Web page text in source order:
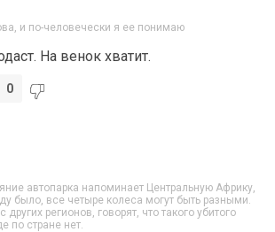
и по-человечески я ее понимаю
На венок хватит.
0
автопарка напоминает Центральную Африку,
было, все четыре колеса могут быть разными.
других регионов, говорят, что такого убитого
по стране нет.